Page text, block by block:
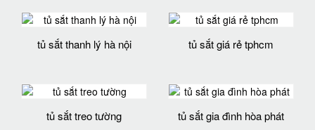
tủ sắt thanh lý hà nội tủ sắt giá rẻ tphcm
tủ sắt treo tường tủ sắt gia đình hòa phát